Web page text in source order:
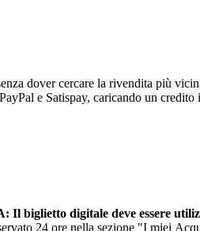
dover cercare la rivendita più
e Satispay, caricando un credito
digitale deve essere
24 ore nella sezione "I miei